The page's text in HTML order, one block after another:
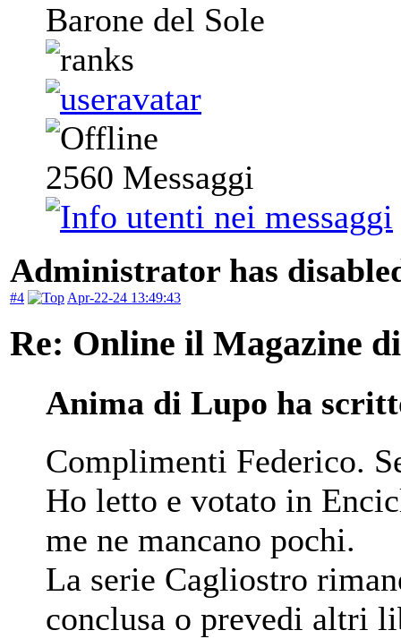
Barone del Sole
2560 Messaggi
Administrator has
#4 Apr-22-24 13:49:43
Re: Online il Magazine
Anima di Lupo ha
Complimenti Federico.
Ho letto e votato in
me ne mancano pochi.
La serie Cagliostro
conclusa o prevedi altri